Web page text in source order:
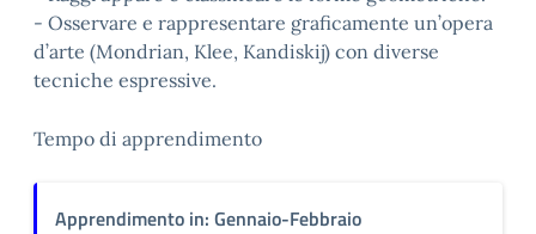
- Osservare e rappresentare graficamente un’opera
d’arte (Mondrian, Klee, Kandiskij) con diverse
tecniche espressive.
Tempo di apprendimento
Apprendimento in: Gennaio-Febbraio